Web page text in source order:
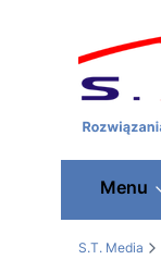
Menu
S.T. Media